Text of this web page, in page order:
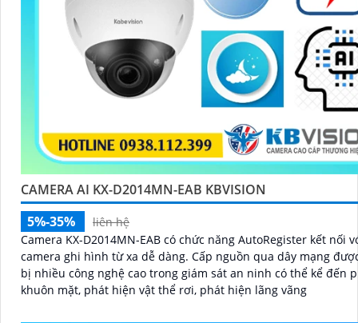
CAMERA AI KX-D2014MN-EAB KBVISION
5%-35%
liên hệ
Camera KX-D2014MN-EAB có chức năng AutoRegister kết nối
camera ghi hình từ xa dễ dàng. Cấp nguồn qua dây mạng được trang
bị nhiều công nghệ cao trong giám sát an ninh có thể kể đến
khuôn mặt, phát hiện vật thể rơi, phát hiện lãng vãng